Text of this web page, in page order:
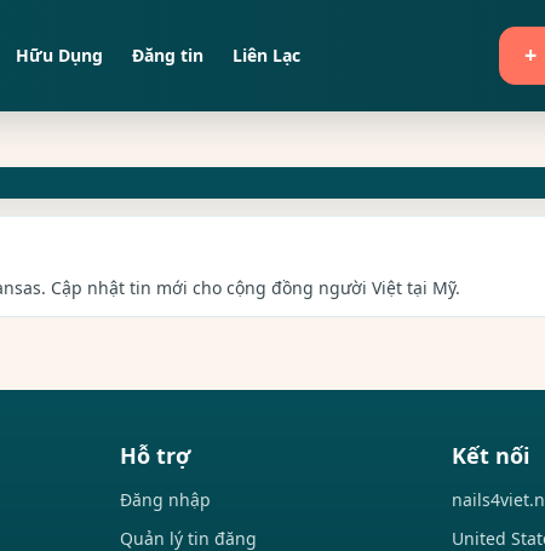
Hữu Dụng Đăng tin Liên Lạc
Cập nhật tin mới cho cộng đồng người Việt tại Mỹ.
Hỗ trợ
Đăng nhập
Quản lý tin đăng
Kết nối
United